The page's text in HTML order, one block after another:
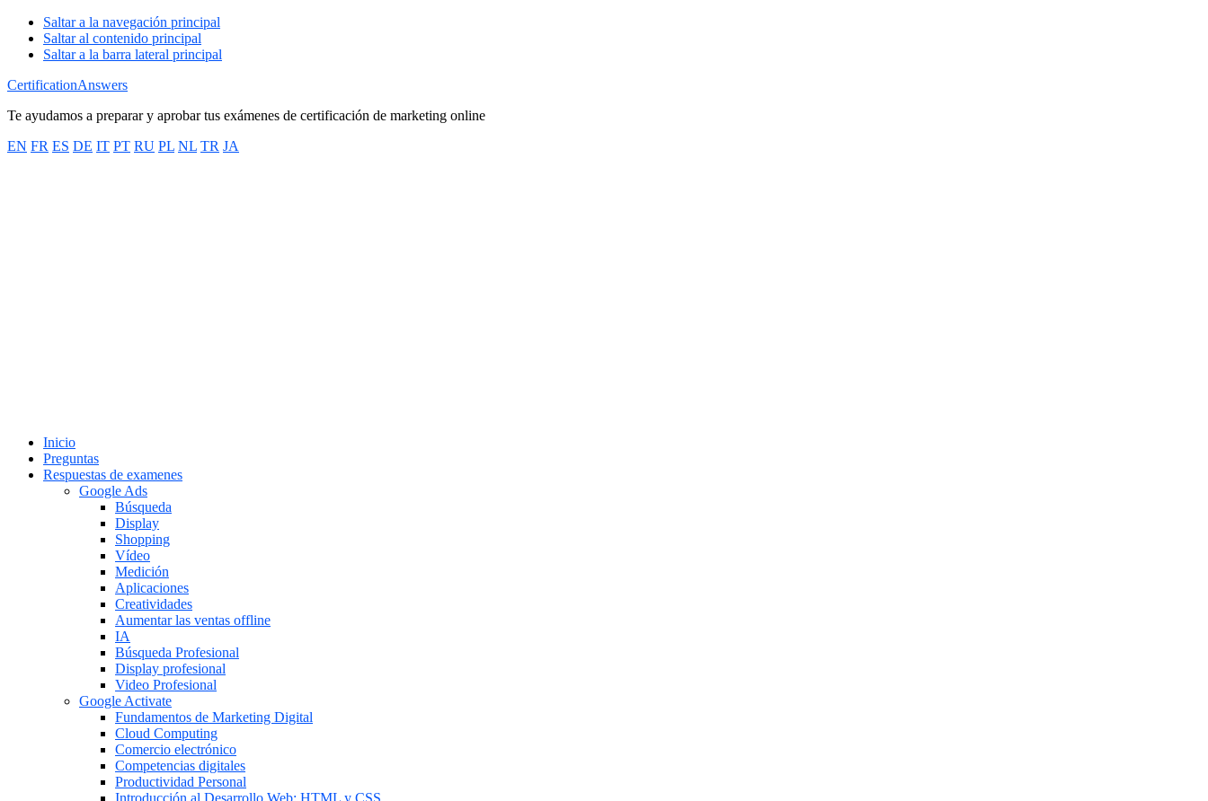
Saltar a la navegación principal
Saltar al contenido principal
Saltar a la barra lateral principal
CertificationAnswers
Te ayudamos a preparar y aprobar tus exámenes de certificación de marketing online
EN FR ES DE IT PT RU PL NL TR JA
Inicio
Preguntas
Respuestas de examenes
Google Ads
Búsqueda
Display
Shopping
Vídeo
Medición
Aplicaciones
Creatividades
Aumentar las ventas offline
IA
Búsqueda Profesional
Display profesional
Video Profesional
Google Activate
Fundamentos de Marketing Digital
Cloud Computing
Comercio electrónico
Competencias digitales
Productividad Personal
Introducción al Desarrollo Web: HTML y CSS